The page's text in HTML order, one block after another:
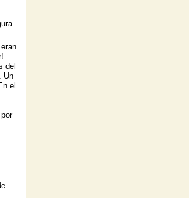
del
Un
el